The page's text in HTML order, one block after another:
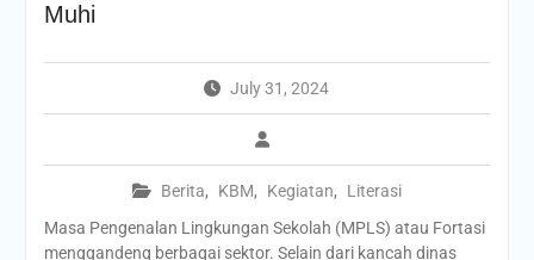
Muhi
July 31, 2024
Berita, KBM, Kegiatan,
Literasi
Masa Pengenalan Lingkungan Sekolah (MPLS) atau Fortasi
menggandeng berbagai sektor. Selain dari kancah dinas